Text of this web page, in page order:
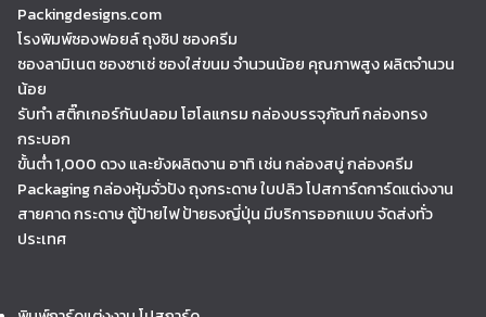
Packingdesigns.com
โรงพิมพ์ซองฟอยล์ ถุงซิป ซองครีม
ซองลามิเนต ซองซาเช่ ซองใส่ขนม จำนวนน้อย คุณภาพสูง ผลิตจำนวน
น้อย
รับทำ สติ๊กเกอร์กันปลอม โฮโลแกรม กล่องบรรจุภัณฑ์ กล่องทรง
กระบอก
ขั้นต่ำ 1,000 ดวง และยังผลิตงาน อาทิ เช่น กล่องสบู่ กล่องครีม
Packaging กล่องหุ้มจั่วปัง ถุงกระดาษ ใบปลิว โปสการ์ดการ์ดแต่งงาน
สายคาด กระดาษ ตู้ป้ายไฟ ป้ายธงญี่ปุ่น มีบริการออกแบบ จัดส่งทั่ว
ประเทศ